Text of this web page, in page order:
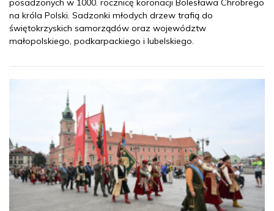
posadzonych w 1000. rocznicę koronacji Bolesława Chrobrego
na króla Polski. Sadzonki młodych drzew trafią do
świętokrzyskich samorządów oraz województw
małopolskiego, podkarpackiego i lubelskiego.